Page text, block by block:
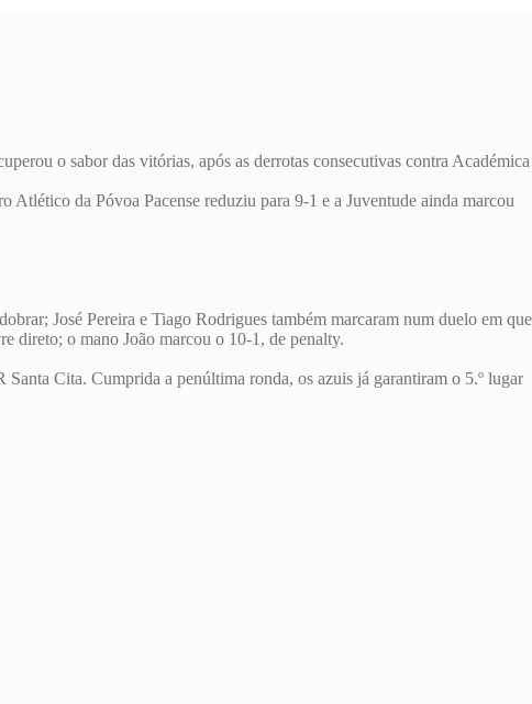
o sabor das vitórias, após as derrotas consecutivas contra Académica
da Póvoa Pacense reduziu para 9-1 e a Juventude ainda marcou
José Pereira e Tiago Rodrigues também marcaram num duelo em que
direto; o mano João marcou o 10-1, de penalty.
Cita. Cumprida a penúltima ronda, os azuis já garantiram o 5.º lugar